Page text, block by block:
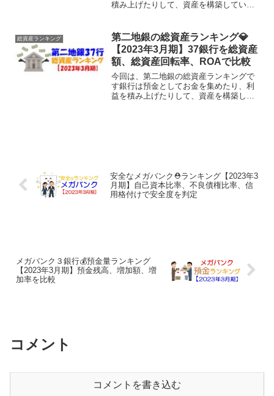
積み上げたりして、資産を構築していま
本の全地方銀行：99行の総資産を調べ、
様々な角度でランキング...
総資産ランキング
第二地銀の総資産ランキング💎
【2023年3月期】37銀行を総資産
額、総資産回転率、ROAで比較
今回は、第二地銀の総資産ランキングで
す銀行は預金としてお金を集めたり、利
益を積み上げたりして、資産を構築して
安全なメガバンク⛑️ランキング【2023年3
月期】自己資本比率、不良債権比率、信
用格付けで安全度を判定
メガバンク３銀行💰預金量ランキング
【2023年3月期】預金残高、増加額、増
加率を比較
コメント
コメントを書き込む